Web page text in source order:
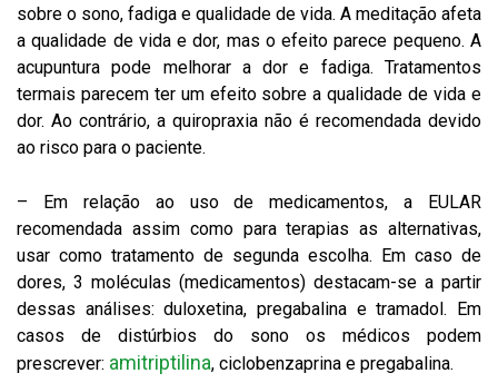
sobre o sono, fadiga e qualidade de vida. A meditação afeta
a qualidade de vida e dor, mas o efeito parece pequeno. A
acupuntura pode melhorar a dor e fadiga. Tratamentos
termais parecem ter um efeito sobre a qualidade de vida e
dor. Ao contrário, a quiropraxia não é recomendada devido
ao risco para o paciente.
– Em relação ao uso de medicamentos, a EULAR
recomendada assim como para terapias as alternativas,
usar como tratamento de segunda escolha. Em caso de
dores, 3 moléculas (medicamentos) destacam-se a partir
dessas análises: duloxetina, pregabalina e tramadol. Em
casos de distúrbios do sono os médicos podem
prescrever: amitriptilina, ciclobenzaprina e pregabalina.